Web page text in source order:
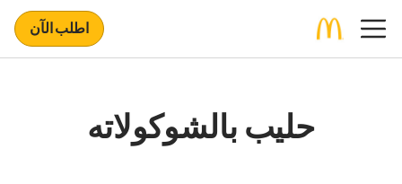
اطلب الآن
حليب بالشوكولاته